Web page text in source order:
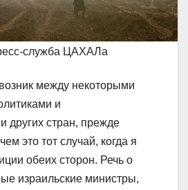
служба ЦАХАЛа
между некоторыми
и
других стран, прежде
это тот случай, когда я
обеих сторон. Речь о
израильские министры,